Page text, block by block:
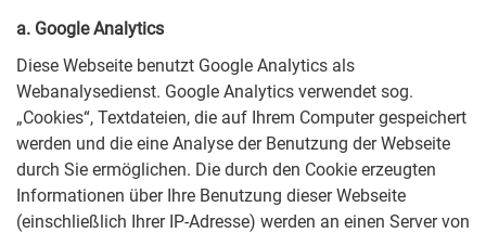
a. Google Analytics
Diese Webseite benutzt Google Analytics als
Webanalysedienst. Google Analytics verwendet sog.
„Cookies“, Textdateien, die auf Ihrem Computer gespeichert
werden und die eine Analyse der Benutzung der Webseite
durch Sie ermöglichen. Die durch den Cookie erzeugten
Informationen über Ihre Benutzung dieser Webseite
(einschließlich Ihrer IP-Adresse) werden an einen Server von